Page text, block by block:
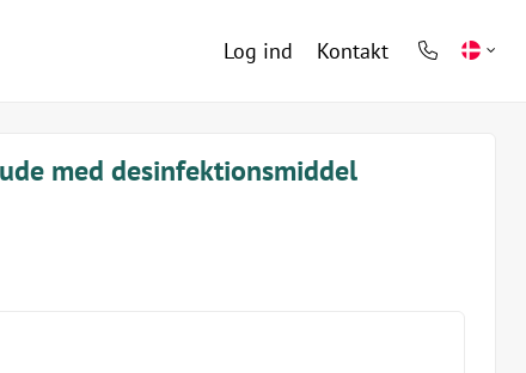
Log ind Kontakt
phone
med desinfektionsmiddel